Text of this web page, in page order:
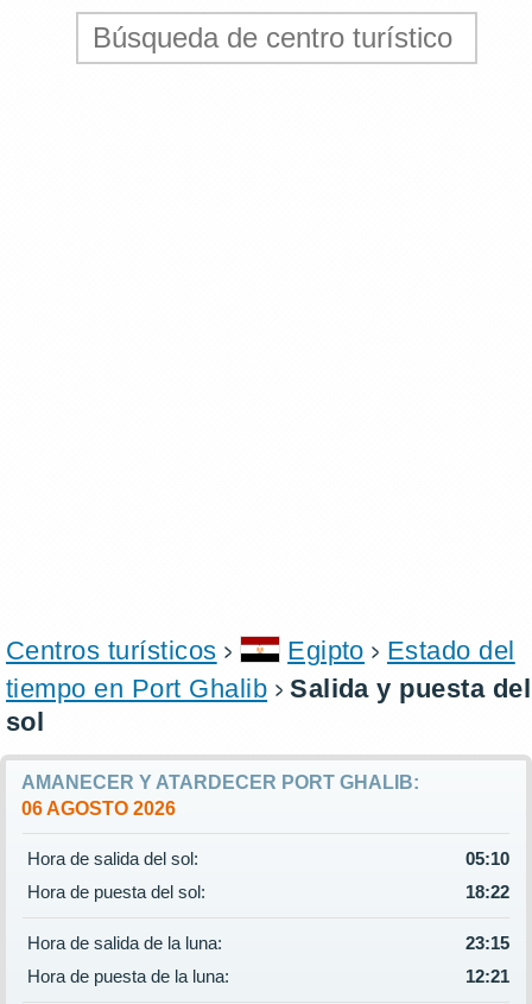
Centros turísticos Egipto
Estado del
tiempo en Port Ghalib
Salida y puesta del
sol
AMANECER Y ATARDECER PORT GHALIB:
06 AGOSTO 2026
Hora de salida del sol:
05:10
Hora de puesta del sol:
18:22
Hora de salida de la luna:
23:15
Hora de puesta de la luna:
12:21